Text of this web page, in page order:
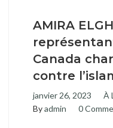
AMIRA
Canada
contre
janvier 26, 2023 À
Byadmin 0